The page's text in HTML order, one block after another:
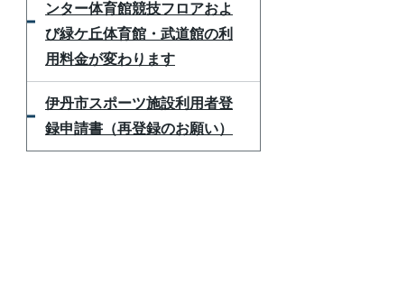
ンター体育館競技フロアおよ
び緑ケ丘体育館・武道館の利
用料金が変わります
伊丹市スポーツ施設利用者登
録申請書（再登録のお願い）